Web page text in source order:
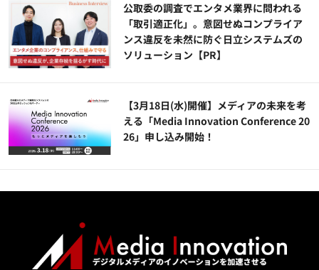
公​​取委の調査でエンタメ業界に問われる
「取引適正化」。意図せぬコンプライア
ンス違反を未然に防ぐ日立システムズの
ソリューション​【PR】
【3月18日(水)開催】メディアの未来を考
える「Media Innovation Conference 20
26」申し込み開始！